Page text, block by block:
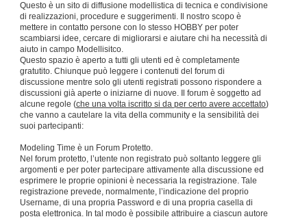
Questo è un sito di diffusione modellistica di tecnica e condivisione
di realizzazioni, procedure e suggerimenti. Il nostro scopo è
mettere in contatto persone con lo stesso HOBBY per poter
scambiarsi idee, cercare di migliorarsi e aiutare chi ha necessità di
aiuto in campo Modellisitco.
Questo spazio è aperto a tutti gli utenti ed è completamente
gratutito. Chiunque può leggere i contenuti del forum di
discussione mentre solo gli utenti registrati possono rispondere a
discussioni già aperte o iniziarne di nuove. Il forum è soggetto ad
alcune regole (che una volta iscritto si da per certo avere accettato)
che vanno a cautelare la vita della community e la sensibilità dei
suoi partecipanti:
Modeling Time è un Forum Protetto.
Nel forum protetto, l’utente non registrato può soltanto leggere gli
argomenti e per poter partecipare attivamente alla discussione ed
esprimere le proprie opinioni è necessaria la registrazione. Tale
registrazione prevede, normalmente, l’indicazione del proprio
Username, di una propria Password e di una propria casella di
posta elettronica. In tal modo è possibile attribuire a ciascun autore